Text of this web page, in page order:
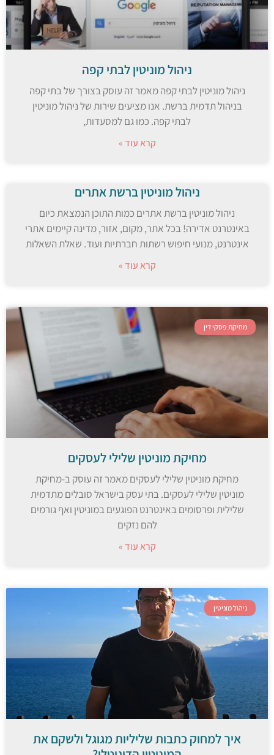
ניהול מוניטין לבתי קפה
ניהול מוניטין לבתי קפה מאמר זה עוסק בצורך של בתי קפה
בניהול תדמית ברשת. אנו מציעים שירות של ניהול מוניטין
לבתי קפה. כמו גם למסעדות,
קרא עוד »
ניהול מוניטין ברשת אתרים
ניהול מוניטין ברשת אתרים כמות התוכן הנמצאת כיום
באינטרנט אדירה! בכל אתר, מקום, אזור, מדינה קיימים אתרי
אינטרנט, מנועי חיפוש רשתות חברתיות ועוד. שאלת השאלות
קרא עוד »
מחיקת פסקי דין
מחיקת מוניטין שלילי לעסקים
מחיקת מוניטין שלילי לעסקים מאמר זה עוסק ב-מחיקת
מוניטין שלילי לעסקים. בתי עסק בישראל סובלים מתדמית
שלילית ופרסומים באינטרנט הפוגעים במוניטין ואף גורמים
להם נזקים
קרא עוד »
ניהול מוניטין
איך למחוק כתבות שליליות מגוגל ולשקם את